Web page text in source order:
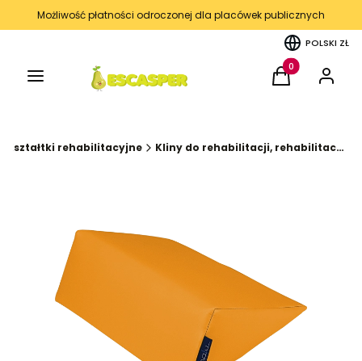
Możliwość płatności odroczonej dla placówek publicznych
POLSKI ZŁ
Menu Produkty w
Koszyk Zaloguj
Kształtki rehabilitacyjne Kliny do rehabilitacji, rehabilitacyjne